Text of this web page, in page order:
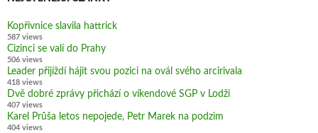
Kopřivnice slavila hattrick
587 views
Cizinci se valí do Prahy
506 views
Leader přijíždí hájit svou pozici na ovál svého arcirivala
418 views
Dvě dobré zprávy přichází o víkendové SGP v Lodži
407 views
Karel Průša letos nepojede, Petr Marek na podzim
404 views